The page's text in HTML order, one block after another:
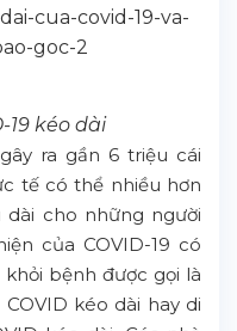
19 kéo dài
ra gần 6 triệu cái
tế có thể nhiều hơn
cho những người
của COVID-19 có
bệnh được gọi là
kéo dài hay di